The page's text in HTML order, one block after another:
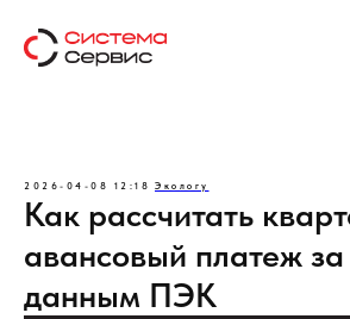
2026-04-08 12:18 Экологу
Как рассчитать
авансовый платеж
данным ПЭК